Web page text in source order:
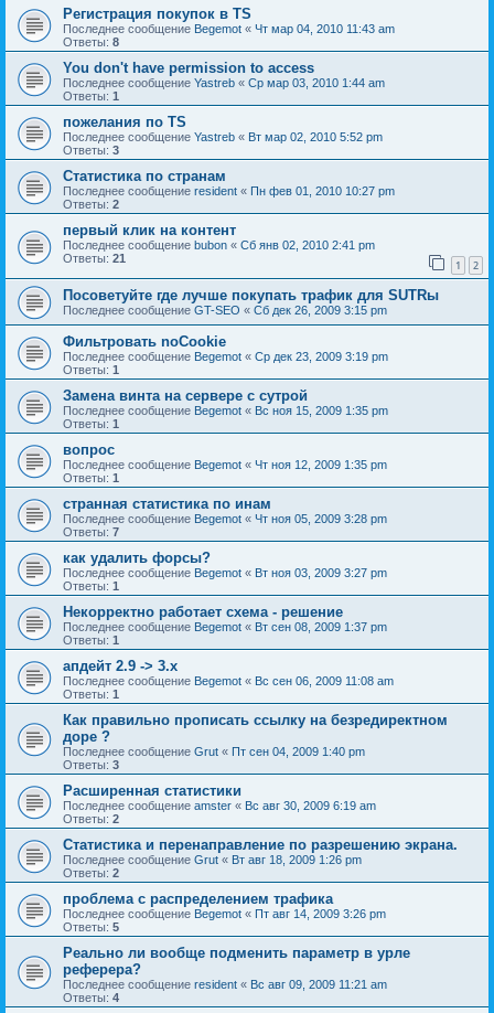
Регистрация покупок в ТS
Последнее сообщение Begemot « Чт мар 04, 2010 11:43 am
Ответы: 8
You don't have permission to access
Последнее сообщение Yastreb « Ср мар 03, 2010 1:44 am
Ответы: 1
пожелания по TS
Последнее сообщение Yastreb « Вт мар 02, 2010 5:52 pm
Ответы: 3
Статистика по странам
Последнее сообщение resident « Пн фев 01, 2010 10:27 pm
Ответы: 2
первый клик на контент
Последнее сообщение bubon « Сб янв 02, 2010 2:41 pm
Ответы: 21 1 2
Посоветуйте где лучше покупать трафик для SUTRы
Последнее сообщение GT-SEO « Сб дек 26, 2009 3:15 pm
Фильтровать noCookie
Последнее сообщение Begemot « Ср дек 23, 2009 3:19 pm
Ответы: 1
Замена винта на сервере с сутрой
Последнее сообщение Begemot « Вс ноя 15, 2009 1:35 pm
Ответы: 1
вопрос
Последнее сообщение Begemot « Чт ноя 12, 2009 1:35 pm
Ответы: 1
странная статистика по инам
Последнее сообщение Begemot « Чт ноя 05, 2009 3:28 pm
Ответы: 7
как удалить форсы?
Последнее сообщение Begemot « Вт ноя 03, 2009 3:27 pm
Ответы: 1
Некорректно работает схема - решение
Последнее сообщение Begemot « Вт сен 08, 2009 1:37 pm
Ответы: 1
апдейт 2.9 -> 3.x
Последнее сообщение Begemot « Вс сен 06, 2009 11:08 am
Ответы: 1
Как правильно прописать ссылку на безредиректном
доре ?
Последнее сообщение Grut « Пт сен 04, 2009 1:40 pm
Ответы: 3
Расширенная статистики
Последнее сообщение amster « Вс авг 30, 2009 6:19 am
Ответы: 2
Статистика и перенаправление по разрешению экрана.
Последнее сообщение Grut « Вт авг 18, 2009 1:26 pm
Ответы: 2
проблема с распределением трафика
Последнее сообщение Begemot « Пт авг 14, 2009 3:26 pm
Ответы: 5
Реально ли вообще подменить параметр в урле
реферера?
Последнее сообщение resident « Вс авг 09, 2009 11:21 am
Ответы: 4